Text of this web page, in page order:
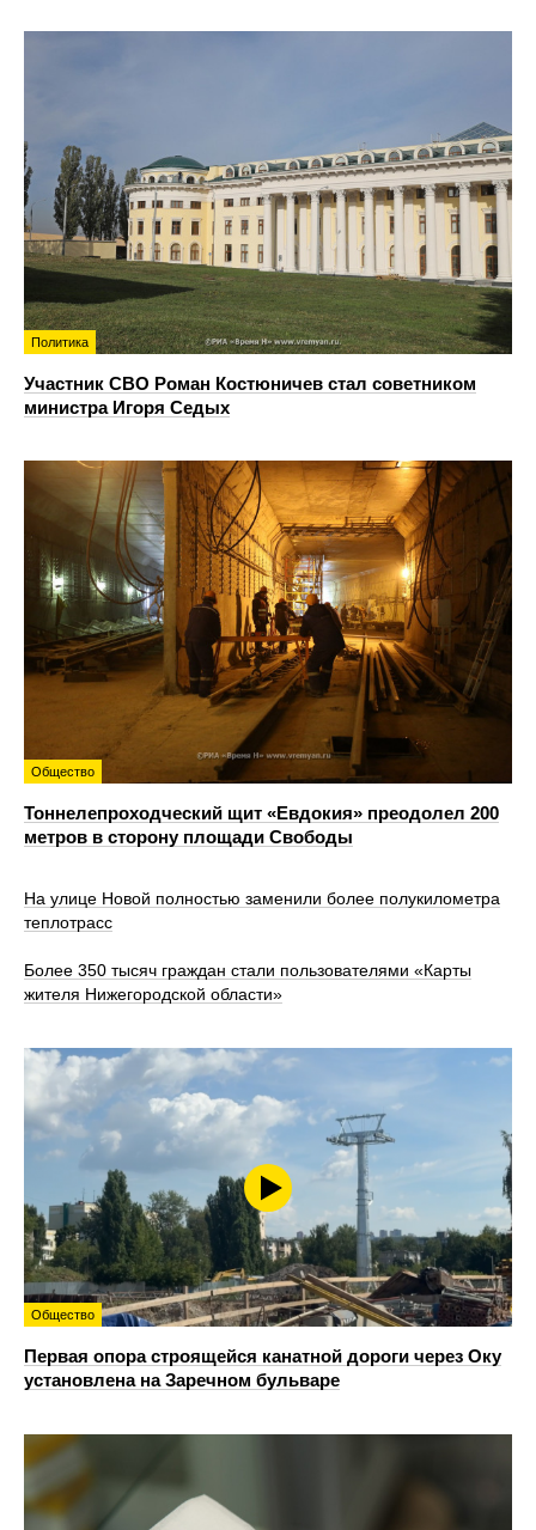
Политика
Участник СВО Роман Костюничев стал советником
министра Игоря Седых
Общество
Тоннелепроходческий щит «Евдокия» преодолел 200
метров в сторону площади Свободы
На улице Новой полностью заменили более полукилометра
теплотрасс
Более 350 тысяч граждан стали пользователями «Карты
жителя Нижегородской области»
Общество
Первая опора строящейся канатной дороги через Оку
установлена на Заречном бульваре